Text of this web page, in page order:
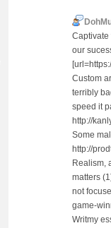
Captivate
our
Custom
terribly
speed it
http://
Some
http://
Realism,
matters
not
game-
Writmy